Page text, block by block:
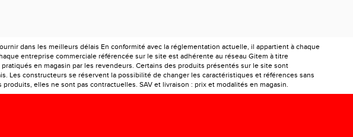
dans les meilleurs délais En conformité avec la réglementation actuelle, il appartient à chaque
entreprise commerciale référencée sur le site est adhérente au réseau Gitem à titre
en magasin par les revendeurs. Certains des produits présentés sur le site sont
Les constructeurs se réservent la possibilité de changer les caractéristiques et références sans
elles ne sont pas contractuelles. SAV et livraison : prix et modalités en magasin.